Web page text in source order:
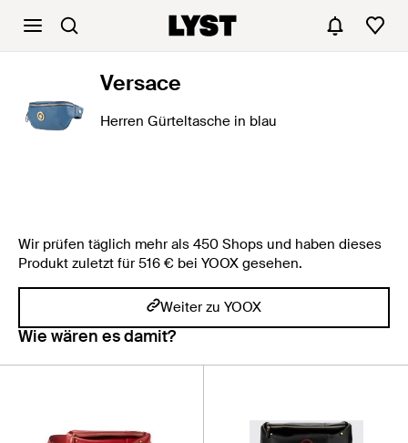
Versace
Herren Gürteltasche in blau
Wir prüfen täglich mehr als 450 Shops und haben dieses
Produkt zuletzt für 516 € bei YOOX gesehen.
Weiter zu YOOX
Wie wären es damit?